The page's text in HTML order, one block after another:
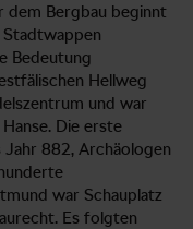
dem Bergbau beginnt
Stadtwappen
Bedeutung
Hellweg
und war
Die erste
882, Archäologen
war Schauplatz
Es folgten